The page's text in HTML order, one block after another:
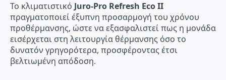
Το κλιματιστικό Juro-Pro Refresh Eco II
πραγματοποιεί έξυπνη προσαρμογή του χρόνου
προθέρμανσης, ώστε να εξασφαλιστεί πως η μονάδα
εισέρχεται στη λειτουργία θέρμανσης όσο το
δυνατόν γρηγορότερα, προσφέροντας έτσι
βελτιωμένη απόδοση.